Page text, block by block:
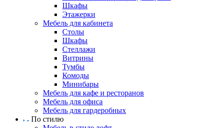
Шкафы
Этажерки
Мебель для кабинета
Столы
Шкафы
Стеллажи
Витрины
Тумбы
Комоды
Минибары
Мебель для кафе и ресторанов
Мебель для офиса
Мебель для гардеробных
По стилю